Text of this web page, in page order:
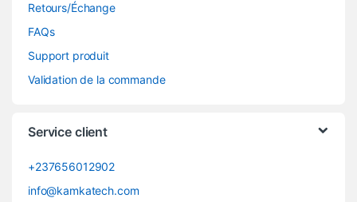
Retours/Échange
FAQs
Support produit
Validation de la commande
Service client
+237656012902
info@kamkatech.com